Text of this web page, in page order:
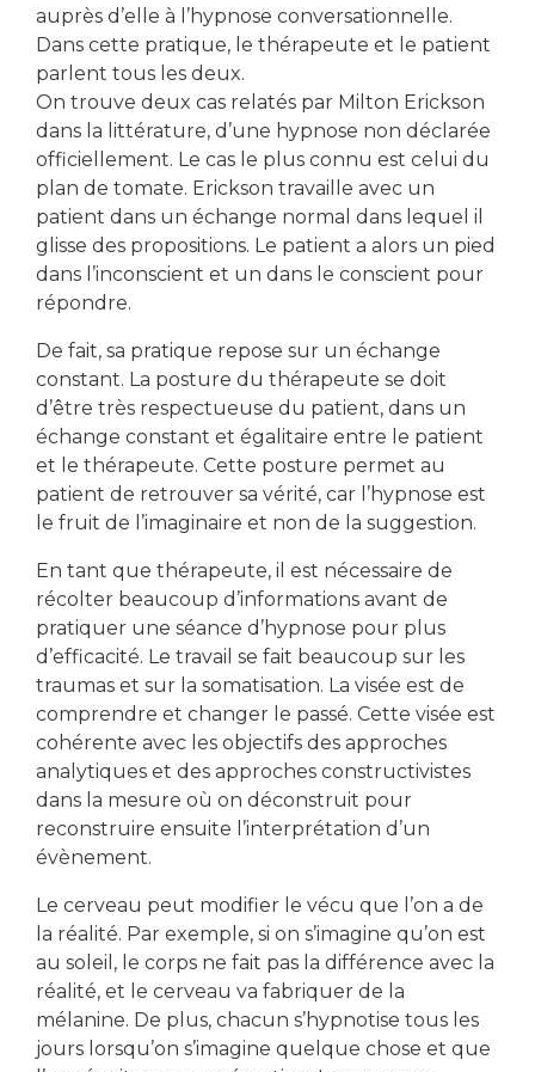
auprès d’elle à l’hypnose conversationnelle.
Dans cette pratique, le thérapeute et le patient
parlent tous les deux.
On trouve deux cas relatés par Milton Erickson
dans la littérature, d’une hypnose non déclarée
officiellement. Le cas le plus connu est celui du
plan de tomate. Erickson travaille avec un
patient dans un échange normal dans lequel il
glisse des propositions. Le patient a alors un pied
dans l’inconscient et un dans le conscient pour
répondre.
De fait, sa pratique repose sur un échange
constant. La posture du thérapeute se doit
d’être très respectueuse du patient, dans un
échange constant et égalitaire entre le patient
et le thérapeute. Cette posture permet au
patient de retrouver sa vérité, car l’hypnose est
le fruit de l’imaginaire et non de la suggestion.
En tant que thérapeute, il est nécessaire de
récolter beaucoup d’informations avant de
pratiquer une séance d’hypnose pour plus
d’efficacité. Le travail se fait beaucoup sur les
traumas et sur la somatisation. La visée est de
comprendre et changer le passé. Cette visée est
cohérente avec les objectifs des approches
analytiques et des approches constructivistes
dans la mesure où on déconstruit pour
reconstruire ensuite l’interprétation d’un
évènement.
Le cerveau peut modifier le vécu que l’on a de
la réalité. Par exemple, si on s’imagine qu’on est
au soleil, le corps ne fait pas la différence avec la
réalité, et le cerveau va fabriquer de la
mélanine. De plus, chacun s’hypnotise tous les
jours lorsqu’on s’imagine quelque chose et que